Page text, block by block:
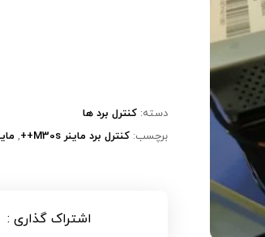
دسته: کنترل برد ها
برچسب: کنترل برد ماینر M30s++ ,